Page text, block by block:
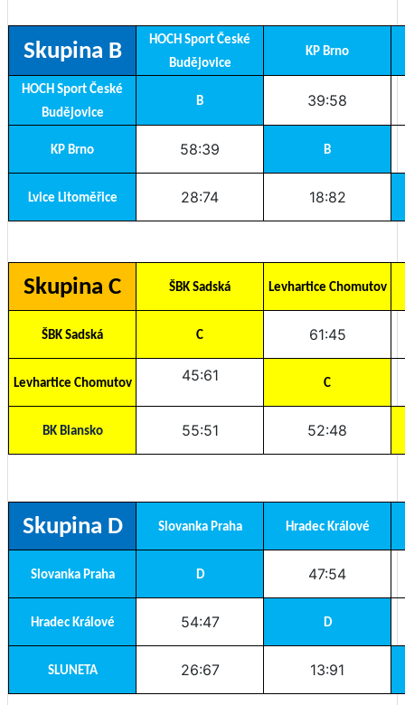
Skupina B
HOCH Sport České
Budějovice
KP Brno
HOCH Sport České
Budějovice
B 39:58
KP Brno 58:39 B
Lvice Litoměřice 28:74 18:82
Skupina C ŠBK Sadská Levhartice Chomutov
ŠBK Sadská C 61:45
Levhartice Chomutov 45:61 C
BK Blansko 55:51 52:48
Skupina D Slovanka Praha Hradec Králové
Slovanka Praha D 47:54
Hradec Králové 54:47 D
SLUNETA 26:67 13:91